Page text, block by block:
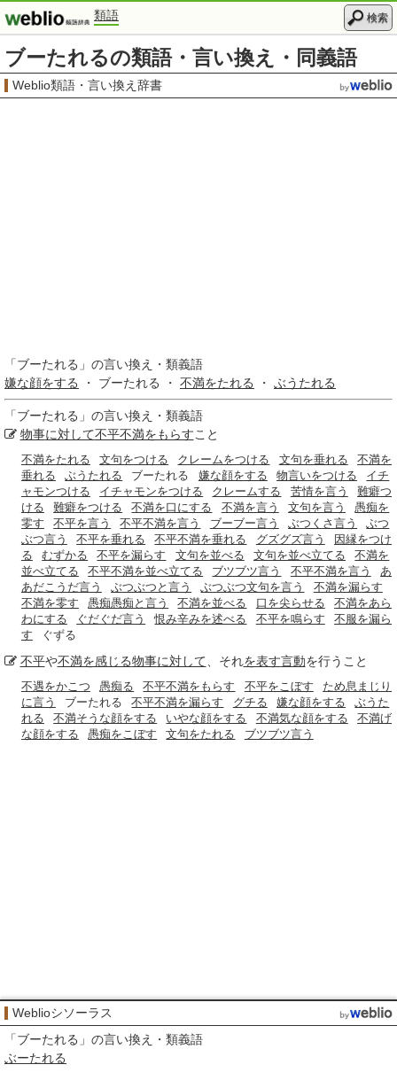
類語 検索
ブーたれるの類語・言い換え・同義語
Weblio類語・言い換え辞書
「ブーたれる 」の言い換え・類義語
嫌な顔をする
・ ブーたれる ・ 不満をたれる ・ ぶうたれる
「ブーたれる 」の言い換え・類義語
物事に対して不平不満をもらすこと
不満をたれる 文句をつける クレームをつける 文句を垂れる
不満を
垂れる
ぶうたれる ブーたれる 嫌な顔をする 物言いをつける
イチ
ャモンつける
イチャモンをつける クレームする 苦情を言う
難癖つ
ける
難癖をつける 不満を口にする 不満を言う 文句を言う
愚痴を
零す
不平を言う 不平不満を言う ブーブー言う ぶつくさ言う
ぶつ
ぶつ言う
不平を垂れる 不平不満を垂れる グズグズ言う
因縁をつけ
る
むずかる 不平を漏らす 文句を並べる 文句を並べ立てる
不満を
並べ立てる
不平不満を並べ立てる ブツブツ言う 不平不満を言う
あ
あだこうだ言う
ぶつぶつと言う ぶつぶつ文句を言う
不満を漏らす
不満を零す
愚痴愚痴と言う 不満を並べる 口を尖らせる
不満をあら
わにする
ぐだぐだ言う 恨み辛みを述べる 不平を鳴らす
不服を漏ら
す
ぐずる
不平や不満を感じる物事に対して 、それを表す言動を行うこと
不遇をかこつ 愚痴る 不平不満をもらす 不平をこぼす
ため息まじり
に言う
ブーたれる 不平不満を漏らす グチる 嫌な顔をする
ぶうた
れる
不満そうな顔をする いやな顔をする 不満気な顔をする
不満げ
な顔をする
愚痴をこぼす 文句をたれる ブツブツ言う
Weblioシソーラス
「ブーたれる 」の言い換え・類義語
ぶーたれる